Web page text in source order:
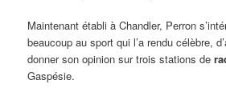
Maintenant établi à Chandler, Perron
beaucoup au sport qui l’a rendu célèbre,
donner son opinion sur trois stations de
Gaspésie.